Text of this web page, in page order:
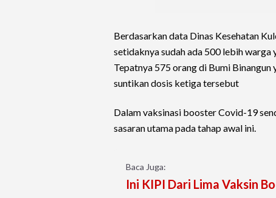
Berdasarkan data Dinas Kesehatan
setidaknya sudah ada 500 lebih
Tepatnya 575 orang di Bumi
suntikan dosis ketiga tersebut
Dalam vaksinasi booster Covid-19
sasaran utama pada tahap awal ini.
Baca Juga:
Ini KIPI Dari Lima Vaksin